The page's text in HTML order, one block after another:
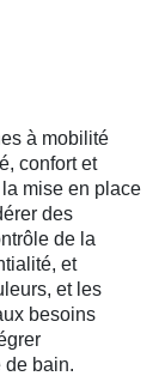
à mobilité
confort et
mise en place
des
de la
et
et les
besoins
de bain.